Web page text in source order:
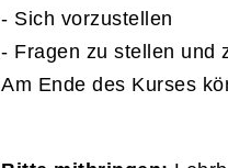
- Sich vorzustellen
- Fragen zu stellen und
Am Ende des Kurses